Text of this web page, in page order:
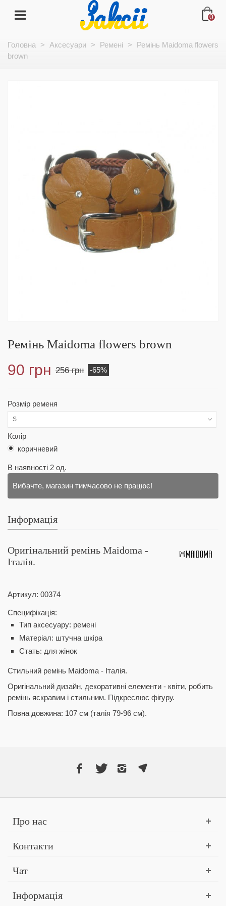
0
Головна > Аксесуари > Ремені >
Ремінь Maidoma flowers
brown
Ремінь Maidoma flowers brown
90 грн 256 грн -65%
Розмір ременя
S
Колір
коричневий
В наявності 2 од.
Вибачте, магазин тимчасово не працює!
Інформація
Оригінальний ремінь Maidoma -
Італія.
Артикул: 00374
Специфікація:
Тип аксесуару: ремені
Матеріал: штучна шкіра
Стать: для жінок
Стильний ремінь Maidoma - Італія.
Оригінальний дизайн, декоративні елементи - квіти, робить
ремінь яскравим і стильним. Підкреслює фігуру.
Повна довжина: 107 см (талія 79-96 см).
Про нас
Контакти
Чат
Інформація